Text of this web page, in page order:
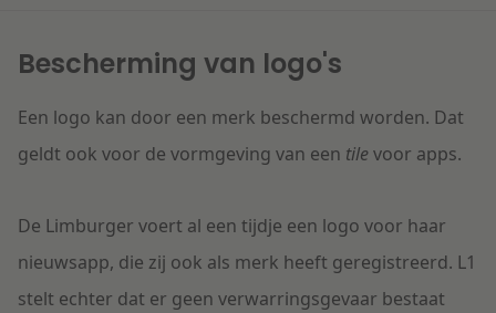
Onderwijs
Bescherming van logo's
Een logo kan door een merk beschermd worden. Dat
geldt ook voor de vormgeving van een tilevoor apps.
De Limburger voert al een tijdje een logo voor haar
nieuwsapp, die zij ook als merk heeft geregistreerd. L1
stelt echter dat er geen verwarringsgevaar bestaat